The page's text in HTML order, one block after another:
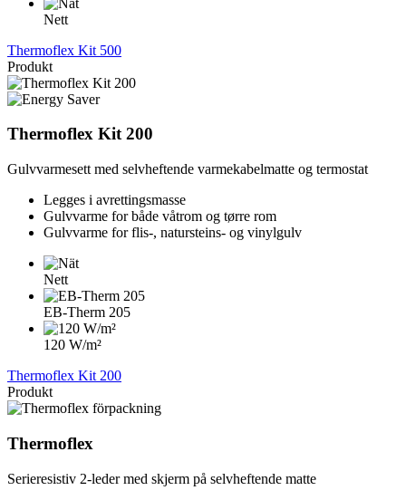
Nett
Thermoflex Kit 500
Produkt
Thermoflex Kit 200
Gulvvarmesett med selvheftende varmekabelmatte og termostat
Legges i avrettingsmasse
Gulvvarme for både våtrom og tørre rom
Gulvvarme for flis-, natursteins- og vinylgulv
Nett
EB-Therm 205
120 W/m²
Thermoflex Kit 200
Produkt
Thermoflex
Serieresistiv 2-leder med skjerm på selvheftende matte